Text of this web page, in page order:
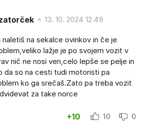
13. 10. 2024 12.49
naletiš na sekalce ovinkov in če je
lažje je po svojem vozit v
nič ne nosi ven,celo lepše se pelje in
da so na cesti tudi motoristi pa
ko ga srečaš.Zato pa treba vozit
za take norce
+10 10 0